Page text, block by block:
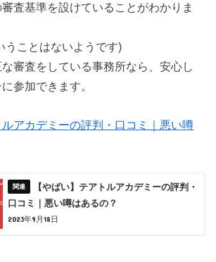
査基準を設けていることがわかりま
うことはないようです)
審査をしている事務所なら、安心し
参加できます。
ルアカデミーの評判・口コミ｜悪い噂
【やばい】テアトルアカデミーの評判・
口コミ｜悪い噂はあるの？
2023年9月18日